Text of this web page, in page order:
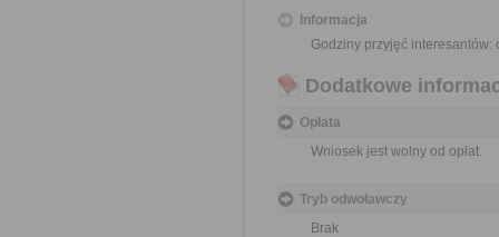
Informacja
Godziny przyjęć interesantów:
Dodatkowe
Opłata
Wniosek jest wolny od opłat.
Tryb odwoławczy
Brak